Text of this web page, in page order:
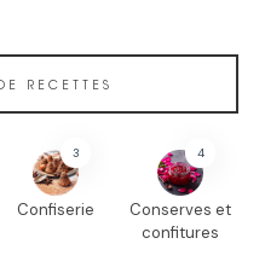
RECETTES
3
Confiserie
4
Conserves et
confitures